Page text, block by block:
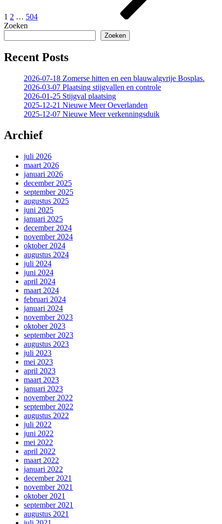
1 2 … 504
Zoeken
Zoeken
Recent Posts
2026-07-18 Zomerse hitten en een blauwalgvrije Bosplas.
2026-03-07 Plaatsing stijgvallen en controle
2026-01-25 Stijgval plaatsing
2025-12-21 Nieuwe Meer Oeverlanden
2025-12-07 Nieuwe Meer verkenningsduik
Archief
juli 2026
maart 2026
januari 2026
december 2025
september 2025
augustus 2025
juni 2025
januari 2025
december 2024
november 2024
oktober 2024
augustus 2024
juli 2024
juni 2024
april 2024
maart 2024
februari 2024
januari 2024
november 2023
oktober 2023
september 2023
augustus 2023
juli 2023
mei 2023
april 2023
maart 2023
januari 2023
november 2022
september 2022
augustus 2022
juli 2022
juni 2022
mei 2022
april 2022
maart 2022
januari 2022
december 2021
november 2021
oktober 2021
september 2021
augustus 2021